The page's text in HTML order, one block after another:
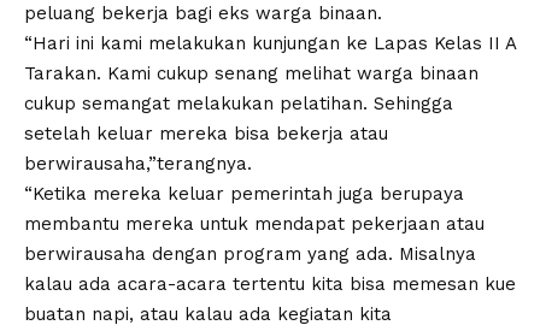
peluang bekerja bagi eks warga binaan.
“Hari ini kami melakukan kunjungan ke Lapas Kelas II A
Tarakan. Kami cukup senang melihat warga binaan
cukup semangat melakukan pelatihan. Sehingga
setelah keluar mereka bisa bekerja atau
berwirausaha,”terangnya.
“Ketika mereka keluar pemerintah juga berupaya
membantu mereka untuk mendapat pekerjaan atau
berwirausaha dengan program yang ada. Misalnya
kalau ada acara-acara tertentu kita bisa memesan kue
buatan napi, atau kalau ada kegiatan kita